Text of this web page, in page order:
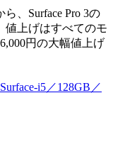
、Surface Pro 3の
値上げはすべてのモ
円の大幅値上げ
i5／128GB／